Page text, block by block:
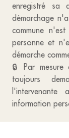
enregistré sa
démarchage
commune
personne et
démarche
🔒 Par mesure
toujours
information